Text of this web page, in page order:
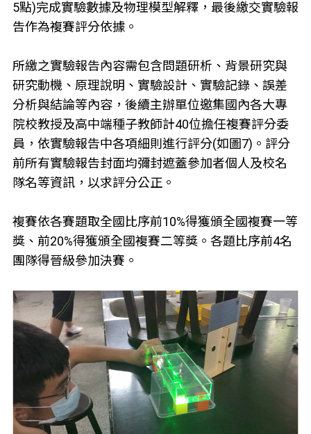
5點)完成實驗數據及物理模型解釋，最後繳交實驗報
告作為複賽評分依據。
所繳之實驗報告內容需包含問題研析、背景研究與
研究動機、原理說明、實驗設計、實驗記錄、誤差
分析與結論等內容，後續主辦單位邀集國內各大專
院校教授及高中端種子教師計40位擔任複賽評分委
員，依實驗報告中各項細則進行評分(如圖7)。評分
前所有實驗報告封面均彌封遮蓋參加者個人及校名
隊名等資訊，以求評分公正。
複賽依各賽題取全國比序前10%得獲頒全國複賽一等
獎、前20%得獲頒全國複賽二等獎。各題比序前4名
團隊得晉級參加決賽。